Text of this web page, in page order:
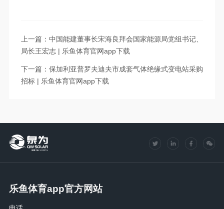
上一篇：中国能建董事长宋海良拜会国家能源局党组书记、
局长王宏志 | 乐鱼体育官网app下载
下一篇：保加利亚普罗夫迪夫市成套气体绝缘式变电站采购
招标 | 乐鱼体育官网app下载
乐鱼体育app官方网站